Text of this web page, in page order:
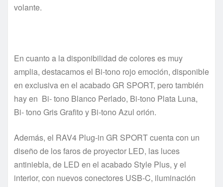
volante.
En cuanto a la disponibilidad de colores es muy
amplia, destacamos el Bi-tono rojo emoción, disponible
en exclusiva en el acabado GR SPORT, pero también
hay en Bi- tono Blanco Perlado, Bi-tono Plata Luna,
Bi- tono Gris Grafito y Bi-tono Azul orión.
Además, el RAV4 Plug-in GR SPORT cuenta con un
diseño de los faros de proyector LED, las luces
antiniebla, de LED en el acabado Style Plus, y el
interior, con nuevos conectores USB-C, iluminación